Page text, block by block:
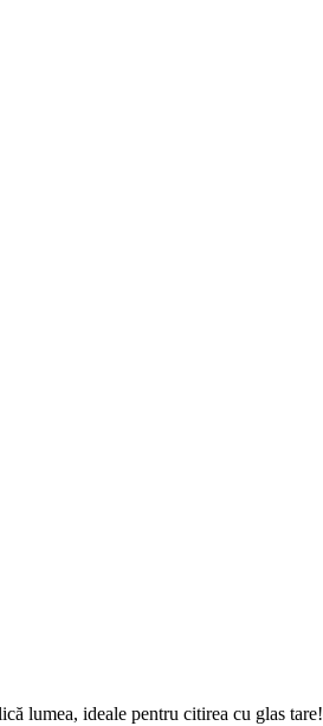
lumea, ideale pentru citirea cu glas tare!